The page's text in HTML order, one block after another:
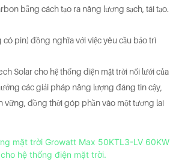
bằng cách tạo ra năng lượng sạch, tái tạo.
có pin) đồng nghĩa với việc yêu cầu bảo trì
Solar cho hệ thống điện mặt trời nối lưới của
các giải pháp năng lượng đáng tin cậy,
vững, đồng thời góp phần vào một tương lai